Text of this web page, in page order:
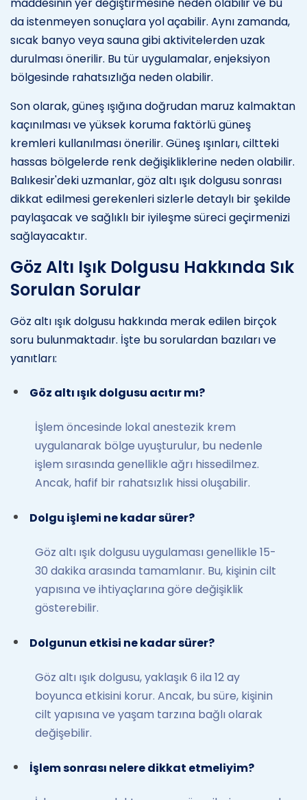
da istenmeyen sonuçlara yol açabilir. Aynı zamanda,
sıcak banyo veya sauna gibi aktivitelerden uzak
durulması önerilir. Bu tür uygulamalar, enjeksiyon
bölgesinde rahatsızlığa neden olabilir.
Son olarak, güneş ışığına doğrudan maruz kalmaktan
kaçınılması ve yüksek koruma faktörlü güneş
kremleri kullanılması önerilir. Güneş ışınları, ciltteki
hassas bölgelerde renk değişikliklerine neden olabilir.
Balıkesir'deki uzmanlar, göz altı ışık dolgusu sonrası
dikkat edilmesi gerekenleri sizlerle detaylı bir şekilde
paylaşacak ve sağlıklı bir iyileşme süreci geçirmenizi
sağlayacaktır.
Göz Altı Işık Dolgusu Hakkında Sık
Sorulan Sorular
Göz altı ışık dolgusu hakkında merak edilen birçok
soru bulunmaktadır. İşte bu sorulardan bazıları ve
yanıtları:
Göz altı ışık dolgusu acıtır mı?
İşlem öncesinde lokal anestezik krem
uygulanarak bölge uyuşturulur, bu nedenle
işlem sırasında genellikle ağrı hissedilmez.
Ancak, hafif bir rahatsızlık hissi oluşabilir.
Dolgu işlemi ne kadar sürer?
Göz altı ışık dolgusu uygulaması genellikle 15-
30 dakika arasında tamamlanır. Bu, kişinin cilt
yapısına ve ihtiyaçlarına göre değişiklik
gösterebilir.
Dolgunun etkisi ne kadar sürer?
Göz altı ışık dolgusu, yaklaşık 6 ila 12 ay
boyunca etkisini korur. Ancak, bu süre, kişinin
cilt yapısına ve yaşam tarzına bağlı olarak
değişebilir.
İşlem sonrası nelere dikkat etmeliyim?